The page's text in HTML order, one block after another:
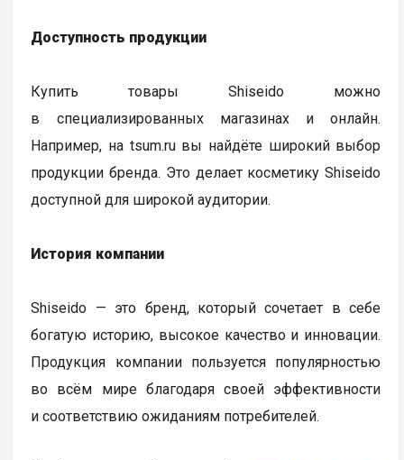
Доступность продукции
Купить товары Shiseido можно
в специализированных магазинах и онлайн.
Например, на tsum.ru вы найдёте широкий выбор
продукции бренда. Это делает косметику Shiseido
доступной для широкой аудитории.
История компании
Shiseido — это бренд, который сочетает в себе
богатую историю, высокое качество и инновации.
Продукция компании пользуется популярностью
во всём мире благодаря своей эффективности
и соответствию ожиданиям потребителей.